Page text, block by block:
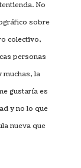
No
sobre
colectivo,
personas
muchas, la
gustaría es
y no lo que
nueva que